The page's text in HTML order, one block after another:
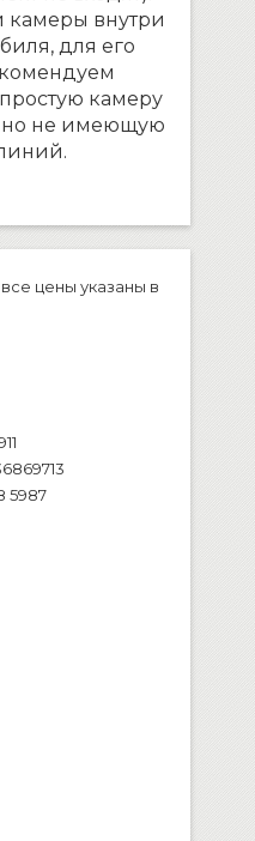
камеры внутри
для его
камеру
но не имеющую
цены указаны в
5987